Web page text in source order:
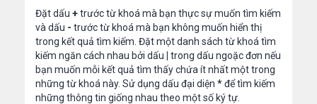
Đặt dấu +trước từ khoá mà bạn thực sự muốn tìm kiếm
và dấu - trước từ khoá mà bạn không muốn hiển thị
trong kết quả tìm kiếm. Đặt một danh sách từ khoá tìm
kiếm ngăn cách nhau bởi dấu
trong dấu ngoặc đơn nếu
bạn muốn mỗi kết quả tìm thấy chứa ít nhất một trong
những từ khoá này. Sử dụng dấu đại diện *để tìm kiếm
những thông tin giống nhau theo một số ký tự.